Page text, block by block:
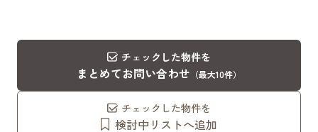
チェックした物件を
まとめてお問い合わせ （最大10件）
チェックした物件を
検討中リストへ追加